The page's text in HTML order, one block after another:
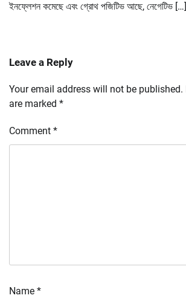
ইনফ্লেশন কমেছে এবং গ্রোথ পজিটিভ আছে, নেগেটিভ […]
Leave a Reply
Your email address will not be published.
are marked *
Comment *
Name *